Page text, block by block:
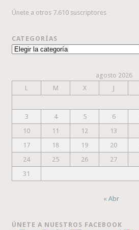
Únete a otros 7.610 suscriptores
CATEGORÍAS
Categorías
agosto 2026
L
M X J
3
4 5 6
10
11 12 13
17
18 19 20
24
25 26 27
31
« Abr
ÚNETE A NUESTROS FACEBOOK